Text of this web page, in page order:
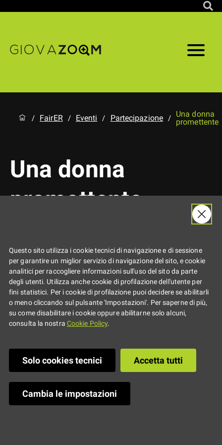
/ FairER / Eventi / Partecipazione /
Una donna
promettente
Una donna
promettente
parliamo d'amore? Rassegna di
docu-film proposta dall’Unione
della Romagna Faentina sulle
relazioni e identità di genere
Homepage
Primo piano
Questo sito utilizza i cookie tecnici di navigazione e di sessione
per garantire un miglior servizio di navigazione del sito, e cookie
analitici per raccogliere informazioni sull'uso del sito da parte
degli utenti. Utilizza anche cookie di profilazione dell'utente per
fini statistici. Per i cookie di profilazione puoi decidere se abilitarli
o meno cliccando sul pulsante 'Impostazioni'. Per saperne di più,
su come disabilitare i cookie oppure abilitarne solo alcuni,
consulta la nostra Cookie Policy.
Solo cookies tecnici Accetta tutti
Cambia le impostazioni